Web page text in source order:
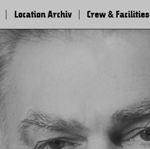
Location Archiv Crew & Facilities